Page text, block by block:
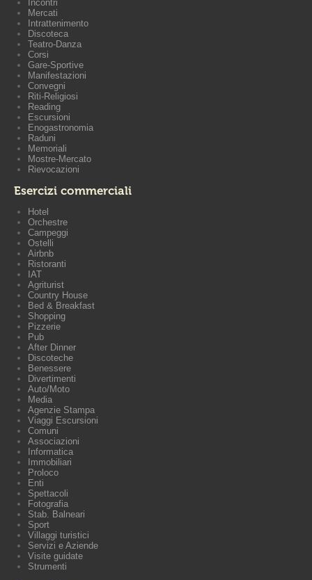
Incontri
Mercati
Intrattenimento
Discoteca
Teatro-Danza
Corsi
Gare-Sportive
Manifestazioni
Convegni
Riti-Religiosi
Reading
Escursioni
Enogastronomia
Raduni
Memoriali
Mostre-Mercato
Rievocazioni
Esercizi commerciali
Hotel
Orchestre
Campeggi
Ostelli
Airbnb
Ristoranti
IAT
Agriturist
Country House
Bed & Breakfast
Shopping
Pizzerie
Pub
After Dinner
Discoteche
Benessere
Divertimenti
Auto/Moto
Media
Agenzie Stampa
Viaggi Escursioni
Comuni
Associazioni
Informatica
Immobiliari
Proloco
Enti
Spettacoli
Fotografia
Stab. Balneari
Sport
Villaggi turistici
Servizi e Aziende
Visite guidate
Strumenti